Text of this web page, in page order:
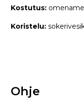
Kostutus:
Koristelu:
Ohje